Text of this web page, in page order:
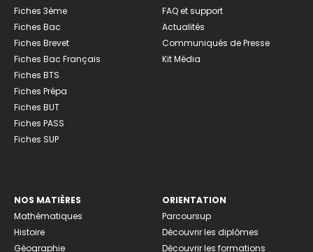
Fiches 3ème
Fiches Bac
Fiches Brevet
Fiches Bac Français
Fiches BTS
Fiches Prépa
Fiches BUT
Fiches PASS
Fiches SUP
FAQ et support
Actualités
Communiqués de Presse
Kit Média
NOS MATIÈRES
Mathématiques
Histoire
Géographie
ORIENTATION
Parcoursup
Découvrir les diplômes
Découvrir les formations